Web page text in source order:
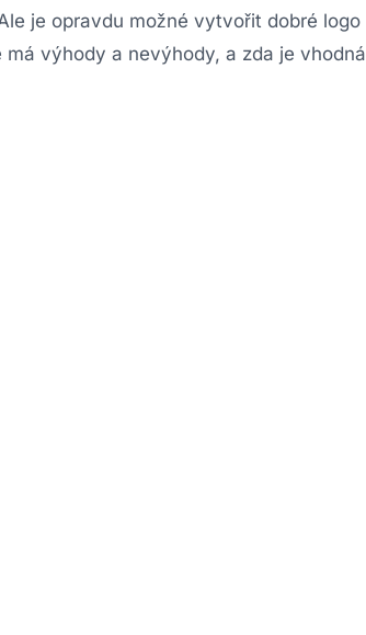
je opravdu možné vytvořit dobré logo
výhody a nevýhody, a zda je vhodná